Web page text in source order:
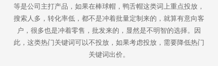
等是公司主打产品，如果在棒球帽，鸭舌帽这类词上重点投放，
搜索人多，转化率低，都不是冲着批量定制来的，就算有意向客
户，很多也是冲着零售，批发来的，显然是不明智的选择。因
此，这类热门关键词可以不投放，如果考虑投放，需要降低热门
关键词出价。